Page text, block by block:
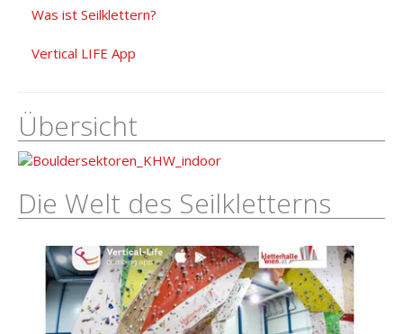
Was ist Seilklettern?
Vertical LIFE App
Übersicht
Die Welt des Seilkletterns